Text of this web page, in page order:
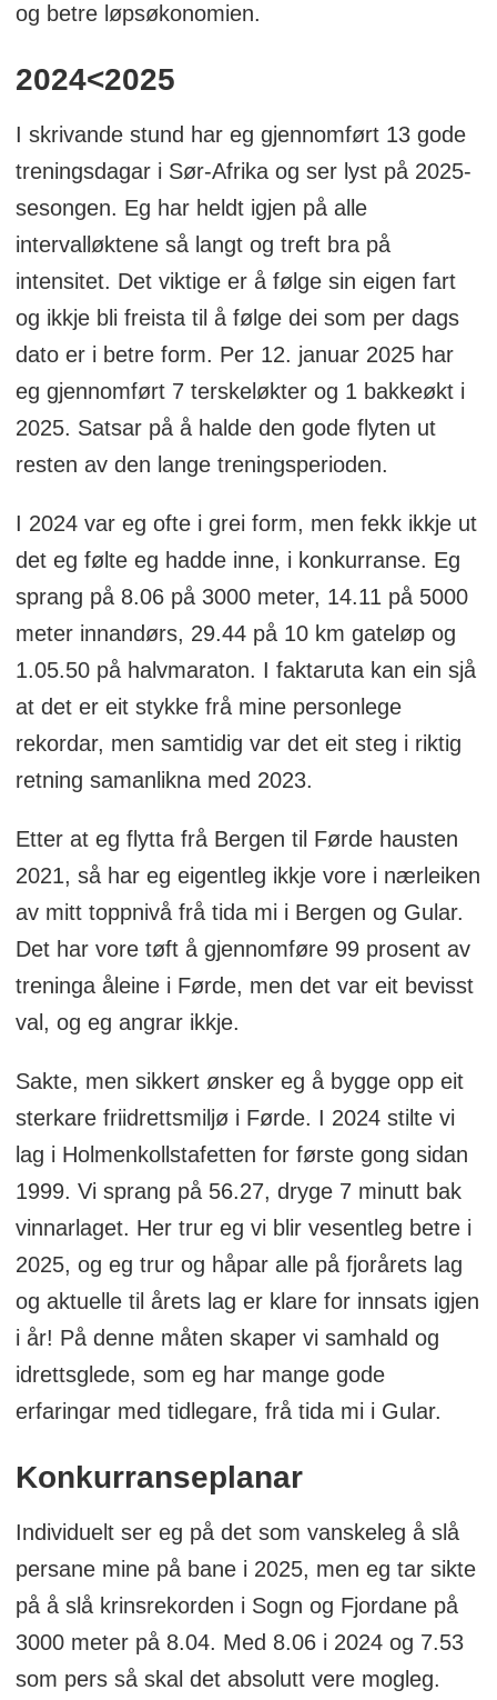
og betre løpsøkonomien.
2024<2025
I skrivande stund har eg gjennomført 13 gode
treningsdagar i Sør-Afrika og ser lyst på 2025-
sesongen. Eg har heldt igjen på alle
intervalløktene så langt og treft bra på
intensitet. Det viktige er å følge sin eigen fart
og ikkje bli freista til å følge dei som per dags
dato er i betre form. Per 12. januar 2025 har
eg gjennomført 7 terskeløkter og 1 bakkeøkt i
2025. Satsar på å halde den gode flyten ut
resten av den lange treningsperioden.
I 2024 var eg ofte i grei form, men fekk ikkje ut
det eg følte eg hadde inne, i konkurranse. Eg
sprang på 8.06 på 3000 meter, 14.11 på 5000
meter innandørs, 29.44 på 10 km gateløp og
1.05.50 på halvmaraton. I faktaruta kan ein sjå
at det er eit stykke frå mine personlege
rekordar, men samtidig var det eit steg i riktig
retning samanlikna med 2023.
Etter at eg flytta frå Bergen til Førde hausten
2021, så har eg eigentleg ikkje vore i nærleiken
av mitt toppnivå frå tida mi i Bergen og Gular.
Det har vore tøft å gjennomføre 99 prosent av
treninga åleine i Førde, men det var eit bevisst
val, og eg angrar ikkje.
Sakte, men sikkert ønsker eg å bygge opp eit
sterkare friidrettsmiljø i Førde. I 2024 stilte vi
lag i Holmenkollstafetten for første gong sidan
1999. Vi sprang på 56.27, dryge 7 minutt bak
vinnarlaget. Her trur eg vi blir vesentleg betre i
2025, og eg trur og håpar alle på fjorårets lag
og aktuelle til årets lag er klare for innsats igjen
i år! På denne måten skaper vi samhald og
idrettsglede, som eg har mange gode
erfaringar med tidlegare, frå tida mi i Gular.
Konkurranseplanar
Individuelt ser eg på det som vanskeleg å slå
persane mine på bane i 2025, men eg tar sikte
på å slå krinsrekorden i Sogn og Fjordane på
3000 meter på 8.04. Med 8.06 i 2024 og 7.53
som pers så skal det absolutt vere mogleg.